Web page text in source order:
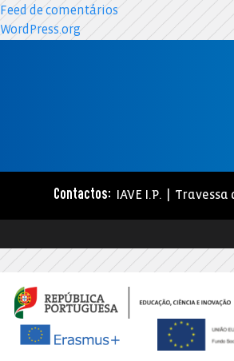
Feed de comentários
WordPress.org
Contactos: IAVE I.P. | Travessa